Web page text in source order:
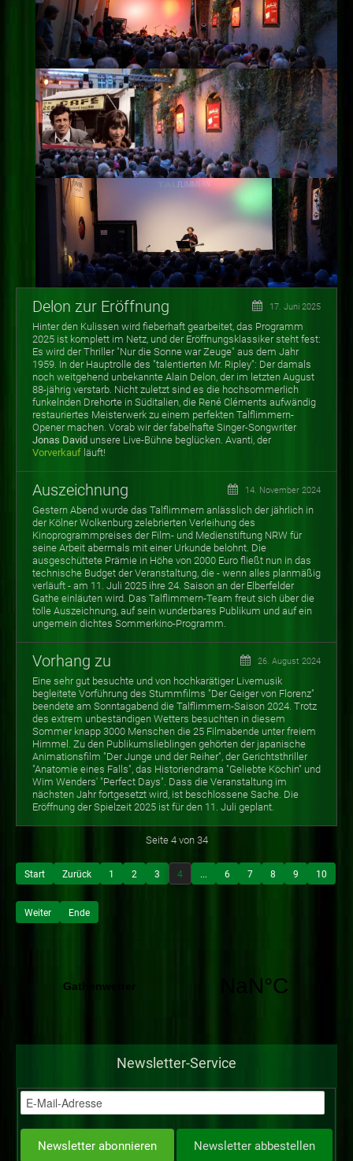
Delon zur Eröffnung 17. Juni 2025
Hinter den Kulissen wird fieberhaft gearbeitet, das Programm
2025 ist komplett im Netz, und der Eröffnungsklassiker steht fest:
Es wird der Thriller "Nur die Sonne war Zeuge" aus dem Jahr
1959. In der Hauptrolle des "talentierten Mr. Ripley": Der damals
noch weitgehend unbekannte Alain Delon, der im letzten August
88-jährig verstarb. Nicht zuletzt sind es die hochsommerlich
funkelnden Drehorte in Süditalien, die René Cléments aufwändig
restauriertes Meisterwerk zu einem perfekten Talflimmern-
Opener machen. Vorab wir der fabelhafte Singer-Songwriter
Jonas David unsere Live-Bühne beglücken. Avanti, der
Vorverkauf läuft!
Auszeichnung 14. November 2024
Gestern Abend wurde das Talflimmern anlässlich der jährlich in
der Kölner Wolkenburg zelebrierten Verleihung des
Kinoprogrammpreises der Film- und Medienstiftung NRW für
seine Arbeit abermals mit einer Urkunde belohnt. Die
ausgeschüttete Prämie in Höhe von 2000 Euro fließt nun in das
technische Budget der Veranstaltung, die - wenn alles planmäßig
verläuft - am 11. Juli 2025 ihre 24. Saison an der Elberfelder
Gathe einläuten wird. Das Talflimmern-Team freut sich über die
tolle Auszeichnung, auf sein wunderbares Publikum und auf ein
ungemein dichtes Sommerkino-Programm.
Vorhang zu 26. August 2024
Eine sehr gut besuchte und von hochkarätiger Livemusik
begleitete Vorführung des Stummfilms "Der Geiger von Florenz"
beendete am Sonntagabend die Talflimmern-Saison 2024. Trotz
des extrem unbeständigen Wetters besuchten in diesem
Sommer knapp 3000 Menschen die 25 Filmabende unter freiem
Himmel. Zu den Publikumslieblingen gehörten der japanische
Animationsfilm "Der Junge und der Reiher", der Gerichtsthriller
"Anatomie eines Falls", das Historiendrama "Geliebte Köchin" und
Wim Wenders' "Perfect Days". Dass die Veranstaltung im
nächsten Jahr fortgesetzt wird, ist beschlossene Sache. Die
Eröffnung der Spielzeit 2025 ist für den 11. Juli geplant.
Seite 4 von 34
Start Zurück 1 2 3 4 ... 6 7 8 9 10
Weiter Ende
Newsletter-Service